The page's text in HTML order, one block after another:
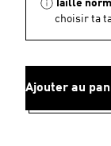
Taille
choisir ta
Ajouter au